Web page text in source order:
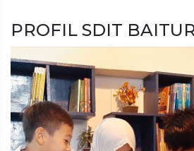
PROFIL SDIT